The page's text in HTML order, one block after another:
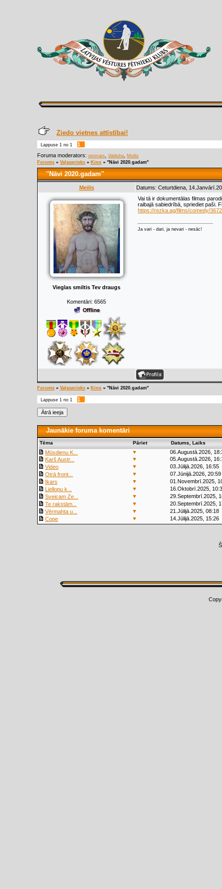
Ziedo vietnes attīstībai!
Lappuse 1 no 1
1
Foruma moderators: otomars Valduha
Meilis
Forums » Vaļasprieks » Kino » ''Nāvi 2020.gadam''
''Nāvi 2020.gadam''
Meilis Datums: Ceturtdiena,
Vieglas smiltis Tev draugs
Komentāri: 6565
Vai tā ir dokumentālas filmas
raibajā sabiedrībā, spriediet paši.
https://rezka.ag/films/comedy/
Ja vari - dari, ja nevari - nesāc!
Forums » Vaļasprieks » Kino » ''Nāvi 2020.gadam''
Lappuse 1 no 1 1
Jaunākie foruma komentāri
Tēma Pāriet Datums, Laiks
Mūsdienu K... ▼
06.Augustā.2026,
Karš Austr...
▼
05.Augustā.2026,
Video
▼
03.Jūlijā.2026, 16:55
Otrā front...
▼
07.Jūnijā.2026, 20:59
Ikars
▼
01.Novembrī.2025,
Liellopu k...
▼
16.Oktobrī.2025,
Sveicam Ze...
▼
29.Septembrī.2025,
Te rakstām...
▼
20.Septembrī.2025,
Vērmahta u...
▼
21.Jūlijā.2025, 08:18
Cope
▼ 14.Jūlijā.2025, 15:26